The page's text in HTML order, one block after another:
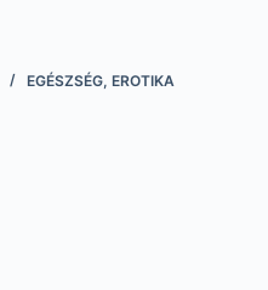
EGÉSZSÉG, EROTIKA